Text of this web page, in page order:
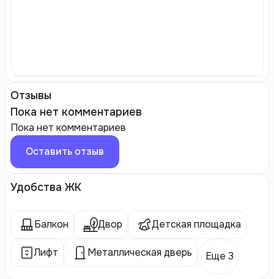
Отзывы
Пока нет комментариев
Пока нет комментариев
Оставить отзыв
Удобства ЖК
Балкон Двор Детская площадка
Лифт Металлическая дверь Еще 3